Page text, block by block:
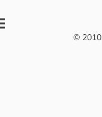
©